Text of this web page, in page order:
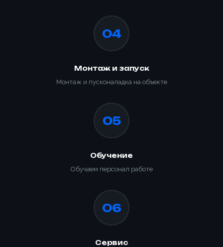
04
Монтаж и запуск
Монтаж и пусконаладка на объекте
05
Обучение
Обучаем персонал работе
06
Сервис